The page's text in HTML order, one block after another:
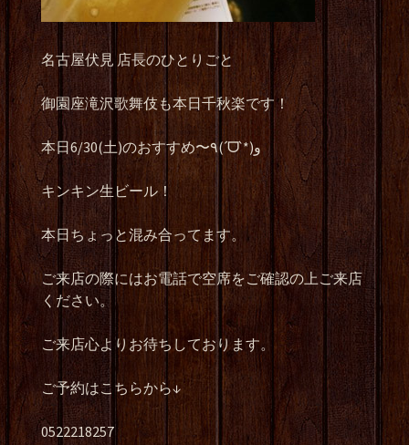
名古屋伏見 店長のひとりごと
御園座滝沢歌舞伎も本日千秋楽です！
本日6/30(土)のおすすめ〜٩(ˊᗜˋ*)و
キンキン生ビール！
本日ちょっと混み合ってます。
ご来店の際にはお電話で空席をご確認の上ご来店
ください。
ご来店心よりお待ちしております。
ご予約はこちらから↓
0522218257